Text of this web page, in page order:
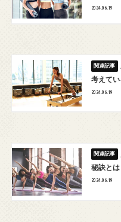
2024.06.19
考えて
2024.06.19
秘訣とは
2024.06.19